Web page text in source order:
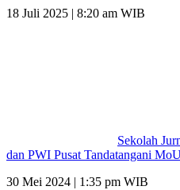
18 Juli 2025 | 8:20 am WIB
Sekolah
dan PWI Pusat Tandatangani
30 Mei 2024 | 1:35 pm WIB